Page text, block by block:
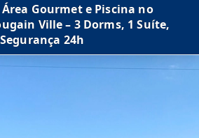
Área Gourmet e Piscina no
Ville – 3 Dorms, 1 Suíte,
Segurança 24h